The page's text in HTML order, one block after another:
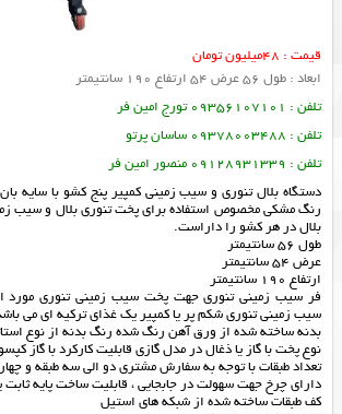
قیمت : 48میلیون تومان
ابعاد : طول 56 عرض 54 ارتفاع 190 سانتیمتر
تلفن : 09356107101 تورج امین فر
تلفن : 09378003488 ساسان پرتو
تلفن : 09128931339 منصور امین فر
دستگاه بلال تنوری و سیب زمینی کمپیر پنج کشو با سایه
رنگ مشکی مخصوص استفاده برای پخت تنوری بلال و سیب
بلال در هر کشو را داراست.
طول 56 سانتیمتر
عرض 54 سانتیمتر
ارتفاع 190 سانتیمتر
فر سیب زمینی تنوری جهت پخت سیب زمینی تنوری مورد
سیب زمینی تنوری شکم پر یا کمپیر یک غذای ترکیه ای می
بدنه ساخته شده از ورق آهن رنگ شده رنگ بدنه از نوع
نوع پخت با گاز یا ذغال در مدل گازی قابلیت کارکرد با گاز
تعداد طبقات با توجه به سفارش مشتری دو الی سه طبقه و
دارای چرخ جهت سهولت در جابجایی ، قابلیت ساخت پایه ثابت
کف طبقات ساخته شده از شبکه های استیل